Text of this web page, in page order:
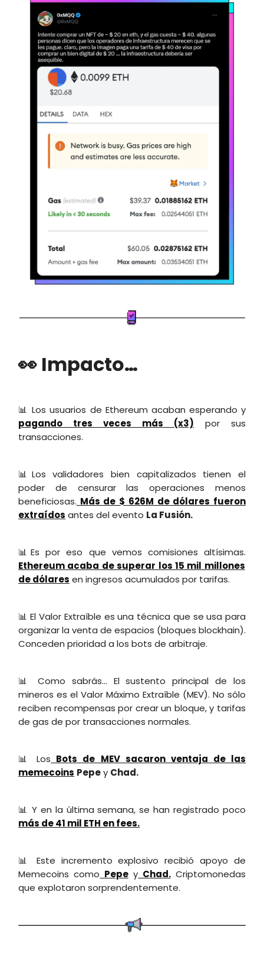
👀 Impacto…
📊 Los usuarios de Ethereum acaban esperando y
pagando tres veces más (x3) por sus
transacciones.
📊Los validadores bien capitalizados tienen el
poder de censurar las operaciones menos
beneficiosas. Más de $ 626M de dólares fueron
extraídos antes del evento La Fusión.
📊Es por eso que vemos comisiones altísimas.
Ethereum acaba de superar los 15 mil millones
de dólares en ingresos acumulados por tarifas.
📊 El Valor Extraíble es una técnica que se usa para
organizar la venta de espacios (bloques blockhain).
Conceden prioridad a los bots de arbitraje.
📊 Como sabrás... El sustento principal de los
mineros es el Valor Máximo Extraíble (MEV). No sólo
reciben recompensas por crear un bloque, y tarifas
de gas de por transacciones normales.
📊 Los Bots de MEV sacaron ventaja de las
memecoins Pepey Chad.
📊 Y en la última semana, se han registrado poco
más de 41 mil ETH en fees.
📊 Este incremento explosivo recibió apoyo de
Memecoins como Pepey Chad.Criptomonedas
que explotaron sorprendentemente.